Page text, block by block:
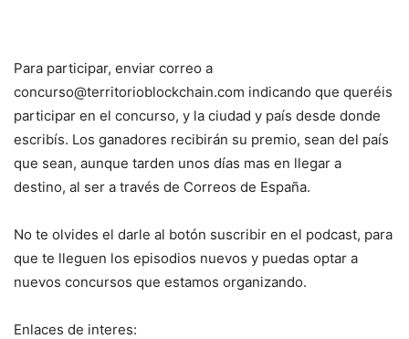
Para participar, enviar correo a
concurso@territorioblockchain.com indicando que queréis
participar en el concurso, y la ciudad y país desde donde
escribís. Los ganadores recibirán su premio, sean del país
que sean, aunque tarden unos días mas en llegar a
destino, al ser a través de Correos de España.
No te olvides el darle al botón suscribir en el podcast, para
que te lleguen los episodios nuevos y puedas optar a
nuevos concursos que estamos organizando.
Enlaces de interes: